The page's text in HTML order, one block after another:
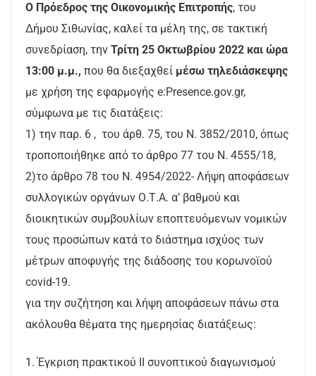
Ο Πρόεδρος της Οικονομικής Επιτροπής, του
Δήμου Σιθωνίας, καλεί τα μέλη της, σε τακτική
συνεδρίαση, την Τρίτη 25 Οκτωβρίου 2022 και ώρα
13:00 μ.μ., που θα διεξαχθεί μέσω τηλεδιάσκεψης
με χρήση της εφαρμογής e:Presence.gov.gr,
σύμφωνα με τις διατάξεις:
1) την παρ. 6 , ​​ του άρθ. 75, του Ν. 3852/2010, όπως
τροποποιήθηκε από το άρθρο 77 του N. 4555/18,
2)το άρθρο 78 του Ν. 4954/2022- Λήψη αποφάσεων
συλλογικών οργάνων Ο.Τ.Α. α’ βαθμού και
διοικητικών συμβουλίων εποπτευόμενων νομικών
τους προσώπων κατά το διάστημα ισχύος των
μέτρων αποφυγής της διάδοσης του κορωνοϊού
covid-19.
για την συζήτηση και λήψη αποφάσεων πάνω στα
ακόλουθα θέματα της ημερησίας διατάξεως:
1. Έγκριση πρακτικού ΙΙ συνοπτικού διαγωνισμού